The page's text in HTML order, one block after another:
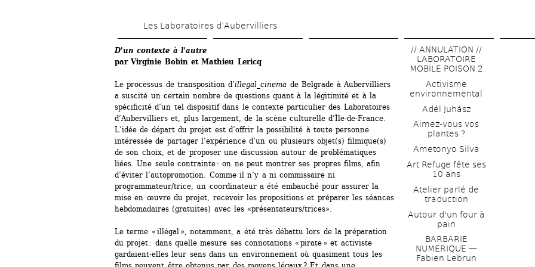
contenu
Les Laboratoires d’Aubervilliers
D'un contexte à l'autre
par Virginie Bobin et Mathieu Lericq
Le processus de transposition d’illegal_cinema de Belgrade à Aubervilliers
a suscité un certain nombre de questions quant à la légitimité et à la
spécificité d’un tel dispositif dans le contexte particulier des Laboratoires
d’Aubervilliers et, plus largement, de la scène culturelle d’Île-de-France.
L’idée de départ du projet est d’offrir la possibilité à toute personne
intéressée de partager l’expérience d’un ou plusieurs objet(s) filmique(s)
de son choix, et de proposer une discussion autour de problématiques
liées. Une seule contrainte : on ne peut montrer ses propres films, afin
d’éviter l’autopromotion. Comme il n’y a ni commissaire ni
programmateur/trice, un coordinateur a été embauché pour assurer la
mise en œuvre du projet, recevoir les propositions et préparer les séances
hebdomadaires (gratuites) avec les «présentateurs/trices».
Le terme « illégal », notamment, a été très débattu lors de la préparation
du projet : dans quelle mesure ses connotations « pirate » et activiste
gardaient-elles leur sens dans un environnement où quasiment tous les
// ANNULATION //
LABORATOIRE
MOBILE POISON 2
Activisme
environnemental
Adél Juhász
Aimez-vous vos
plantes ?
Ametonyo Silva
Art Refuge fête ses
10 ans
Atelier parlé de
traduction
Autour d'un four à
pain
BARBARIE
NUMERIQUE —
Fabien Lebrun